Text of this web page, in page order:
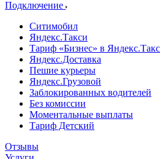
Подключение
Ситимобил
Яндекс.Такси
Тариф «Бизнес» в
Яндекс.Доставка
Пешие курьеры
Яндекс.Грузовой
Заблокированных водителей
Без комиссии
Моментальные выплаты
Тариф Детский
Отзывы